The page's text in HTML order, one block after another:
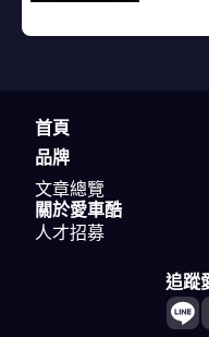
首頁
品牌
文章總覽
關於愛車酷
人才招募
追蹤